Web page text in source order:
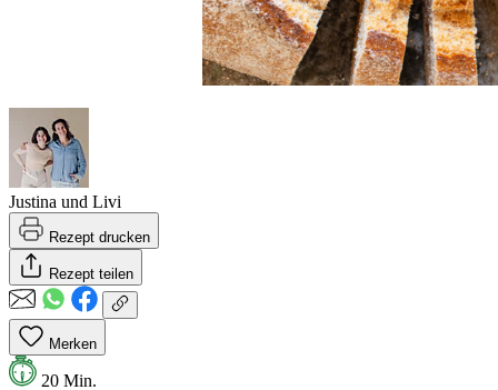
Justina und Livi
Rezept drucken
Rezept teilen
Merken
20 Min.